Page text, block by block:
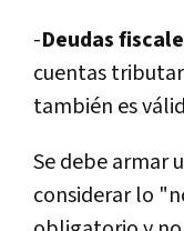
-Deudas
cuentas
también es
Se debe armar
considerar lo